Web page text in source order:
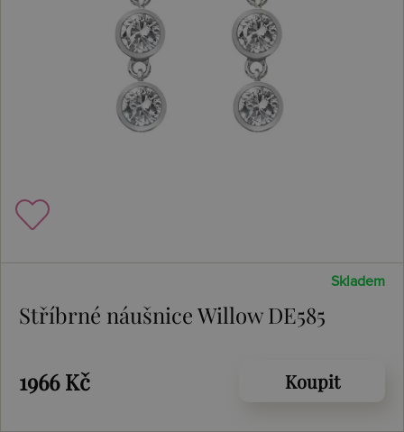
Skladem
Stříbrné náušnice Willow DE585
1966 Kč Koupit